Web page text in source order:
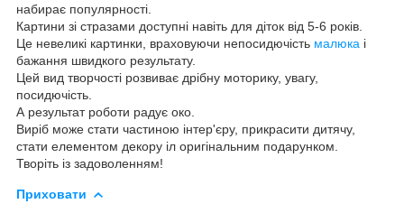
набирає популярності.
Картини зі стразами доступні навіть для діток від 5-6 років.
Це невеликі картинки, враховуючи непосидючість малюка і
бажання швидкого результату.
Цей вид творчості розвиває дрібну моторику, увагу,
посидючість.
А результат роботи радує око.
Виріб може стати частиною інтер'єру, прикрасити дитячу,
стати елементом декору іл оригінальним подарунком.
Творіть із задоволенням!
Приховати